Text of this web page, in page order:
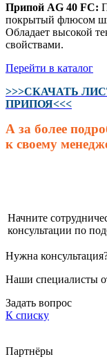
Припой AG 40 FC:
покрытый флюсом
Обладает высокой
свойствами.
Перейти в каталог
>>>СКАЧАТЬ
ПРИПОЯ<<<
А за более
к своему
Начните
консультации по
Нужна
Наши специалисты
Задать вопрос
К списку
Партнёры